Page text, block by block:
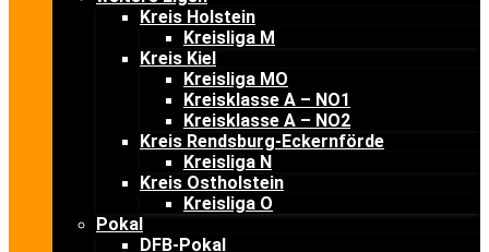
Kreis Holstein
Kreisliga M
Kreis Kiel
Kreisliga MO
Kreisklasse A – NO1
Kreisklasse A – NO2
Kreis Rendsburg-Eckernförde
Kreisliga N
Kreis Ostholstein
Kreisliga O
Pokal
DFB-Pokal